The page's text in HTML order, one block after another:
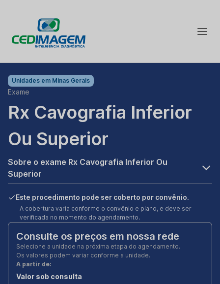
Unidades em Minas Gerais
Exame
Rx Cavografia Inferior
Ou Superior
Sobre o exame Rx Cavografia Inferior Ou
Superior
Este procedimento pode ser coberto por convênio.
A cobertura varia conforme o convênio e plano, e deve ser
verificada no momento do agendamento.
Consulte os preços em nossa rede
Selecione a unidade na próxima etapa do agendamento.
Os valores podem variar conforme a unidade.
A partir de:
Valor sob consulta